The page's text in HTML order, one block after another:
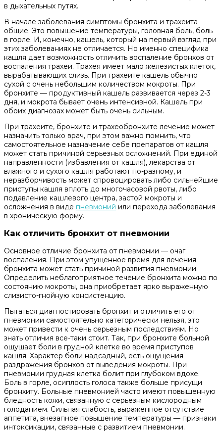
в дыхательных путях.
В начале заболевания симптомы бронхита и трахеита
общие. Это повышение температуры, головная боль, боль
в горле. И, конечно, кашель, который на первый взгляд при
этих заболеваниях не отличается. Но именно специфика
кашля дает возможность отличить воспаление бронхов от
воспаления трахеи. Трахея имеет мало железистых клеток,
вырабатывающих слизь. При трахеите кашель обычно
сухой с очень небольшим количеством мокроты. При
бронхите — продуктивный кашель развивается через 2-3
дня, и мокрота бывает очень интенсивной. Кашель при
обоих диагнозах может быть очень сильным.
При трахеите, бронхите и трахеобронхите лечение может
назначить только врач, при этом важно помнить, что
самостоятельное назначение себе препаратов от кашля
может стать причиной серьезных осложнений. При единой
направленности (избавления от кашля), лекарства от
влажного и сухого кашля работают по-разному, и
неразборчивость может спровоцировать либо сильнейшие
приступы кашля вплоть до многочасовой рвоты, либо
подавление кашлевого центра, застой мокроты и
осложнения в виде пневмоний или перехода заболевания
в хроническую форму.
Как отличить бронхит от пневмонии
Основное отличие бронхита от пневмонии — очаг
воспаления. При этом упущенное время для лечения
бронхита может стать причиной развития пневмонии.
Определить неблагоприятное течение бронхита можно по
состоянию мокроты, она приобретает ярко выраженную
слизисто-гнойную консистенцию.
Пытаться диагностировать бронхит и отличить его от
пневмонии самостоятельно категорически нельзя, это
может привести к очень серьезным последствиям. Но
знать отличия все-таки стоит. Так, при бронхите больной
ощущает боли в грудной клетке во время приступов
кашля. Характер боли надсадный, есть ощущения
раздражения бронхов от выведения мокроты. При
пневмонии грудная клетка болит при глубоком вдохе.
Боль в горле, осиплость голоса также больше присущи
бронхиту. Больные пневмонией часто имеют повышенную
бледность кожи, связанную с серьезным кислородным
голоданием. Сильная слабость, выраженное отсутствие
аппетита, внезапное повышение температуры — признаки
интоксикации, связанные с развитием пневмонии.